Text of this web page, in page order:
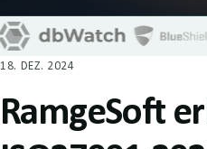
18. DEZ. 2024
RamgeSoft